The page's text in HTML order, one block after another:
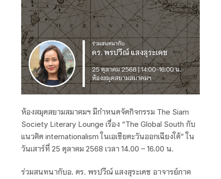
ห้องสมุดสยามสมาคมฯ มีกำหนดจัดกิจกรรม The Siam
Society Literary Lounge เรื่อง “The Global South กับ
แนวคิด internationalism ในเอเชียตะวันออกเฉียงใต้” ใน
วันเสาร์ที่ 25 ตุลาคม 2568 เวลา 14.00 – 16.00 น.
ร่วมสนทนากับอ. ดร. พรปวีณ์ แสงสุระเดช อาจารย์ภาค